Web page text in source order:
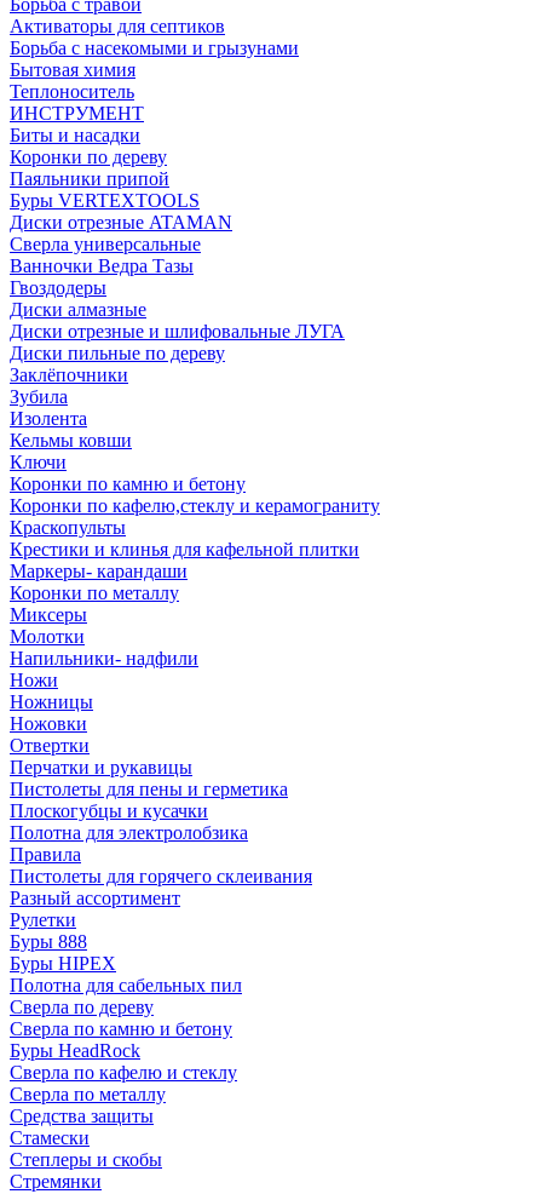
Борьба с травой
Активаторы для септиков
Борьба с насекомыми и грызунами
Бытовая химия
Теплоноситель
ИНСТРУМЕНТ
Биты и насадки
Коронки по дереву
Паяльники припой
Буры VERTEXTOOLS
Диски отрезные ATAMAN
Сверла универсальные
Ванночки Ведра Тазы
Гвоздодеры
Диски алмазные
Диски отрезные и шлифовальные ЛУГА
Диски пильные по дереву
Заклёпочники
Зубила
Изолента
Кельмы ковши
Ключи
Коронки по камню и бетону
Коронки по кафелю,стеклу и керамограниту
Краскопульты
Крестики и клинья для кафельной плитки
Маркеры- карандаши
Коронки по металлу
Миксеры
Молотки
Напильники- надфили
Ножи
Ножницы
Ножовки
Отвертки
Перчатки и рукавицы
Пистолеты для пены и герметика
Плоскогубцы и кусачки
Полотна для электролобзика
Правила
Пистолеты для горячего склеивания
Разный ассортимент
Рулетки
Буры 888
Буры HIPEX
Полотна для сабельных пил
Сверла по дереву
Сверла по камню и бетону
Буры HeadRock
Сверла по кафелю и стеклу
Сверла по металлу
Средства защиты
Стамески
Степлеры и скобы
Стремянки